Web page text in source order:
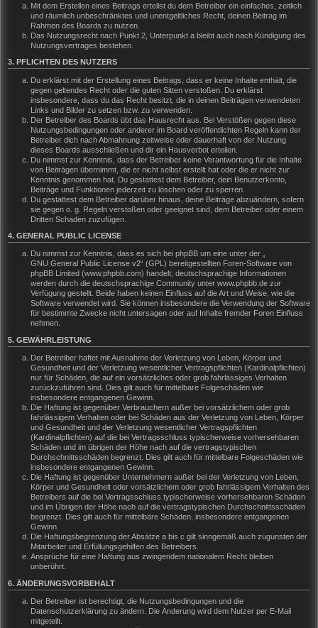
Mit dem Erstellen eines Beitrags erteilst du dem Betreiber ein einfaches, zeitlich
und räumlich unbeschränktes und unentgeltliches Recht, deinen Beitrag im
Rahmen des Boards zu nutzen.
Das Nutzungsrecht nach Punkt 2, Unterpunkt a bleibt auch nach Kündigung des
Nutzungsvertrages bestehen.
3. PFLICHTEN DES NUTZERS
Du erklärst mit der Erstellung eines Beitrags, dass er keine Inhalte enthält, die
gegen geltendes Recht oder die guten Sitten verstoßen. Du erklärst
insbesondere, dass du das Recht besitzt, die in deinen Beiträgen verwendeten
Links und Bilder zu setzen bzw. zu verwenden.
Der Betreiber des Boards übt das Hausrecht aus. Bei Verstößen gegen diese
Nutzungsbedingungen oder anderer im Board veröffentlichten Regeln kann der
Betreiber dich nach Abmahnung zeitweise oder dauerhaft von der Nutzung
dieses Boards ausschließen und dir ein Hausverbot erteilen.
Du nimmst zur Kenntnis, dass der Betreiber keine Verantwortung für die Inhalte
von Beiträgen übernimmt, die er nicht selbst erstellt hat oder die er nicht zur
Kenntnis genommen hat. Du gestattest dem Betreiber, dein Benutzerkonto,
Beiträge und Funktionen jederzeit zu löschen oder zu sperren.
Du gestattest dem Betreiber darüber hinaus, deine Beiträge abzuändern, sofern
sie gegen o. g. Regeln verstoßen oder geeignet sind, dem Betreiber oder einem
Dritten Schaden zuzufügen.
4. GENERAL PUBLIC LICENSE
Du nimmst zur Kenntnis, dass es sich bei phpBB um eine unter der „
GNU General Public License v2“ (GPL) bereitgestellten Foren-Software von
phpBB Limited (www.phpbb.com) handelt; deutschsprachige Informationen
werden durch die deutschsprachige Community unter www.phpbb.de zur
Verfügung gestellt. Beide haben keinen Einfluss auf die Art und Weise, wie die
Software verwendet wird. Sie können insbesondere die Verwendung der Software
für bestimmte Zwecke nicht untersagen oder auf Inhalte fremder Foren Einfluss
nehmen.
5. GEWÄHRLEISTUNG
Der Betreiber haftet mit Ausnahme der Verletzung von Leben, Körper und
Gesundheit und der Verletzung wesentlicher Vertragspflichten (Kardinalpflichten)
nur für Schäden, die auf ein vorsätzliches oder grob fahrlässiges Verhalten
zurückzuführen sind. Dies gilt auch für mittelbare Folgeschäden wie
insbesondere entgangenen Gewinn.
Die Haftung ist gegenüber Verbrauchern außer bei vorsätzlichem oder grob
fahrlässigem Verhalten oder bei Schäden aus der Verletzung von Leben, Körper
und Gesundheit und der Verletzung wesentlicher Vertragspflichten
(Kardinalpflichten) auf die bei Vertragsschluss typischerweise vorhersehbaren
Schäden und im übrigen der Höhe nach auf die vertragstypischen
Durchschnittsschäden begrenzt. Dies gilt auch für mittelbare Folgeschäden wie
insbesondere entgangenen Gewinn.
Die Haftung ist gegenüber Unternehmern außer bei der Verletzung von Leben,
Körper und Gesundheit oder vorsätzlichem oder grob fahrlässigem Verhalten des
Betreibers auf die bei Vertragsschluss typischerweise vorhersehbaren Schäden
und im Übrigen der Höhe nach auf die vertragstypischen Durchschnittsschäden
begrenzt. Dies gilt auch für mittelbare Schäden, insbesondere entgangenen
Gewinn.
Die Haftungsbegrenzung der Absätze a bis c gilt sinngemäß auch zugunsten der
Mitarbeiter und Erfüllungsgehilfen des Betreibers.
Ansprüche für eine Haftung aus zwingendem nationalem Recht bleiben
unberührt.
6. ÄNDERUNGSVORBEHALT
Der Betreiber ist berechtigt, die Nutzungsbedingungen und die
Datenschutzerklärung zu ändern. Die Änderung wird dem Nutzer per E-Mail
mitgeteilt.